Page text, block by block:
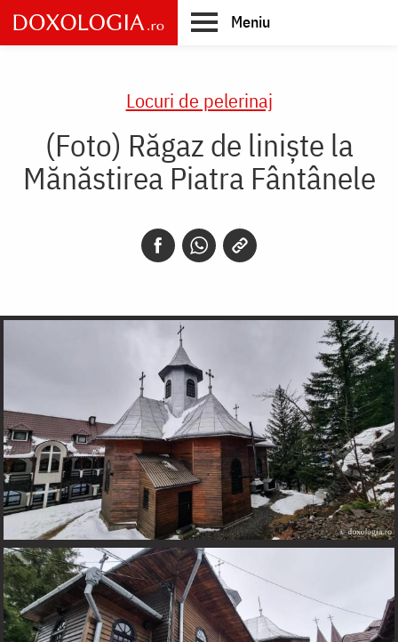
Skip
to
main
Meniu
Locuri de pelerinaj
(Foto) Răgaz de liniște la
Mănăstirea Piatra Fântânele